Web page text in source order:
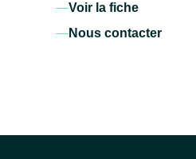
Voir la fiche
Nous contacter